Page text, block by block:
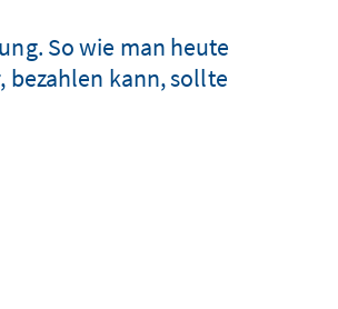
So wie man heute
bezahlen kann, sollte